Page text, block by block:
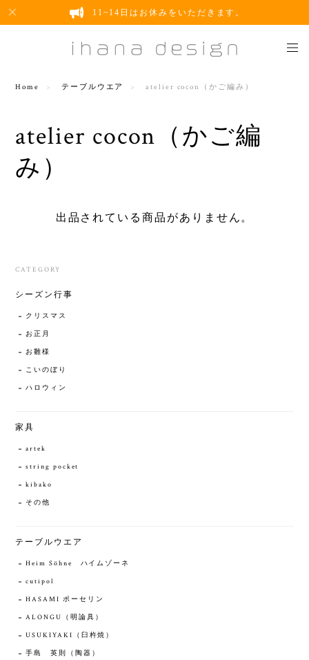
11~14日はお休みをいただきます。
Home テーブルウエア atelier cocon（かご編み）
atelier cocon（かご編
み）
出品されている商品がありません。
CATEGORY
シーズン行事
クリスマス
お正月
お雛様
こいのぼり
ハロウィン
家具
artek
string pocket
kibako
その他
テーブルウエア
Heim Söhne ハイムゾーネ
cutipol
HASAMI ポーセリン
ALONGU（明論具）
USUKIYAKI（臼杵焼）
手島 英則（陶器）